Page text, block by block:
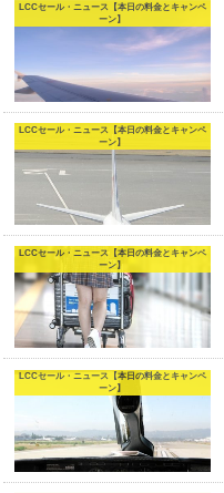
LCCセール・ニュース【本日の料金とキャンペ
ーン】
LCCセール・ニュース【本日の料金とキャンペ
ーン】
LCCセール・ニュース【本日の料金とキャンペ
ーン】
LCCセール・ニュース【本日の料金とキャンペ
ーン】